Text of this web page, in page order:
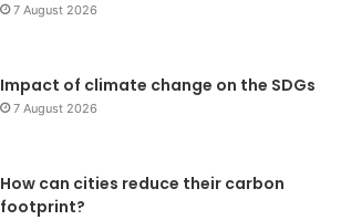
7 August 2026
Impact of climate change on the SDGs
7 August 2026
How can cities reduce their carbon
footprint?